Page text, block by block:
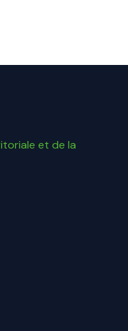
et de la